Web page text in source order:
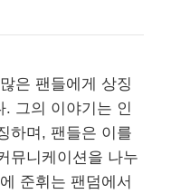
은 팬들에게 상징
. 그의 이야기는 인
하며, 팬들은 이를
뮤니케이션을 나누
준휘는 팬덤에서